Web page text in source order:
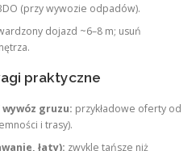
(przy wywozie odpadów).
dojazd ~6–8 m; usuń
praktyczne
gruzu: przykładowe oferty od
i trasy).
łaty): zwykle tańsze niż